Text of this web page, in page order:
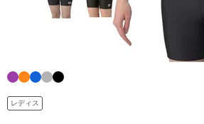
レディス